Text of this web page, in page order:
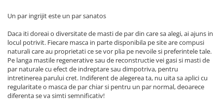
Un par ingrijit este un par sanatos
Daca iti doreai o diversitate de masti de par din care sa alegi, ai ajuns in
locul potrivit. Fiecare masca in parte disponibila pe site are compusi
naturali care au proprietati ce se vor plia pe nevoile si preferintele tale.
Pe langa mastile regenerative sau de reconstructie vei gasi si masti de
par naturale cu efect de indreptare sau dimpotriva, pentru
intretinerea parului cret. Indiferent de alegerea ta, nu uita sa aplici cu
regularitate o masca de par chiar si pentru un par normal, deoarece
diferenta se va simti semnificativ!